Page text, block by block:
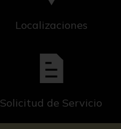
Localizaciones
Solicitud de Servicio